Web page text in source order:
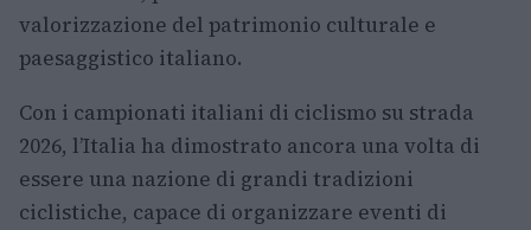
valorizzazione del patrimonio culturale e
paesaggistico italiano.
Con i campionati italiani di ciclismo su strada
2026, l’Italia ha dimostrato ancora una volta di
essere una nazione di grandi tradizioni
ciclistiche, capace di organizzare eventi di